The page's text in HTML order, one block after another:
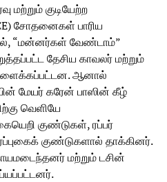
மற்றும் குடியேற்ற
சோதனைகள் பாரிய
“மன்னர்கள் வேண்டாம்”
தேசிய காவலர் மற்றும்
வளைக்கப்பட்டன. ஆனால்
மேயர் கரேன் பாஸின் கீழ்
வெளியே
குண்டுகள், ரப்பர்
குண்டுகளால் தாக்கினர்.
மற்றும் டசின்